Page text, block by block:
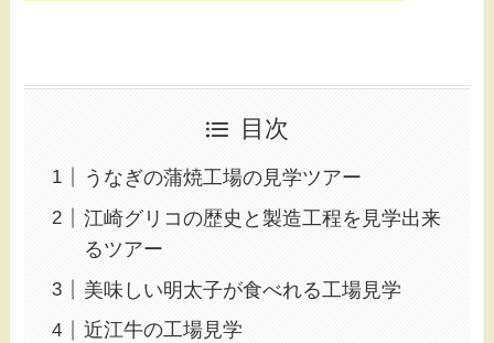
目次
うなぎの蒲焼工場の見学ツアー
江崎グリコの歴史と製造工程を見学出来
るツアー
美味しい明太子が食べれる工場見学
近江牛の工場見学